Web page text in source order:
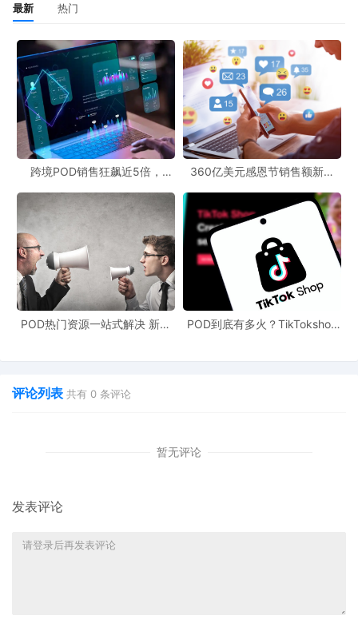
计风格等具有明显的差异，避免因相似度过高而被判定为品牌关
联。同时，POD 跨境资讯可以为卖家提供最新的行业动态和平台规
则变化，卖家要及时关注这些信息，了解品牌关联相关的政策调
整，提前做好预防措施。
POD 跨境社区也是卖家交流经验、分享心得的重要平台。在社区
里，卖家们可以交流如何避免品牌关联的方法，还可以互相分享遇
到品牌关联问题后的解决经验。通过社区的力量，卖家们可以获取
更多的信息和支持，共同应对品牌关联带来的挑战。
POD 文案创作在预防品牌关联方面也起着重要的作用。不同账户的
文案内容要具有独特性，避免使用相同的表述和宣传方式。在文案
中，要突出各个账户的特色和优势，这样不仅可以吸引更多的客
户，还能降低品牌关联的风险。
如果做好了上述措施后，仍然不幸因品牌关联导致账户被封，则需
以及制定未来如何避免此类情况的预防方案等申请账户解封！麦家
识，如果您正备受关联困扰，可联系我们获取解决方案，助力您早
最新 热门
跨境POD销售狂飙近5倍，
360亿美元感恩节销售额新纪
新风潮！
POD热门资源一站式解决 新手
POD到底有多火？TikTokshop
评论列表 共有 0 条评论
暂无评论
发表评论